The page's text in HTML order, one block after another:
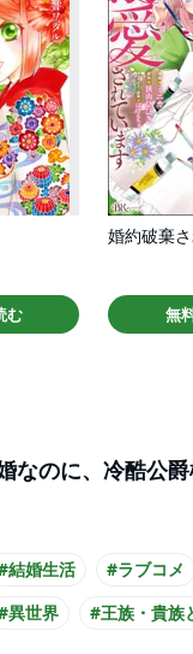
む 無
なのに、冷酷公
結婚生活
#ラブコメ
異世界
#王族・貴族